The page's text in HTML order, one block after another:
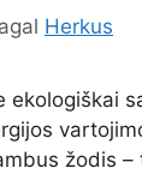
Herkus
ekologiškai
žodis